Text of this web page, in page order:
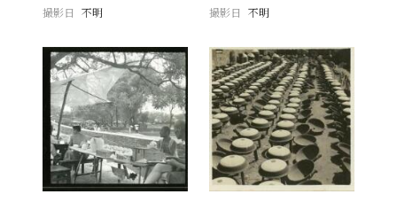
撮影日
不明
撮影日 不明